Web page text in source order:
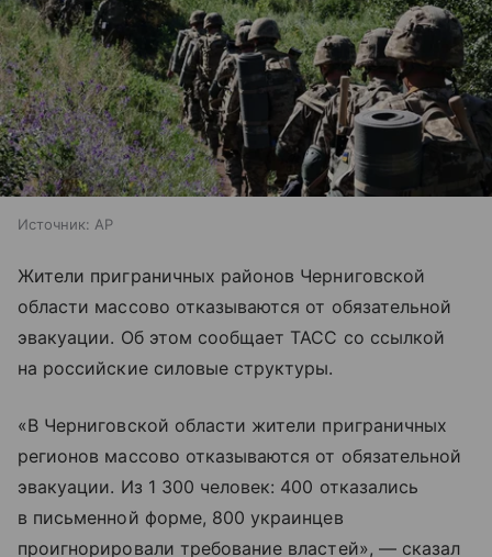
Источник: AP
Жители приграничных районов Черниговской
области массово отказываются от обязательной
эвакуации. Об этом сообщает ТАСС со ссылкой
на российские силовые структуры.
«В Черниговской области жители приграничных
регионов массово отказываются от обязательной
эвакуации. Из 1 300 человек: 400 отказались
в письменной форме, 800 украинцев
проигнорировали требование властей», — сказал